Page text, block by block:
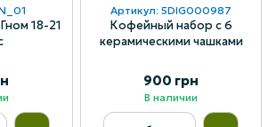
18-21
Артикул: 5DIG000987
Кофейный набор с 6
керамическими чашками
900 грн
В наличии